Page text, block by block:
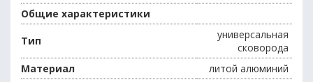
Общие характеристики
Тип
универсальная
сковорода
Материал
литой алюминий